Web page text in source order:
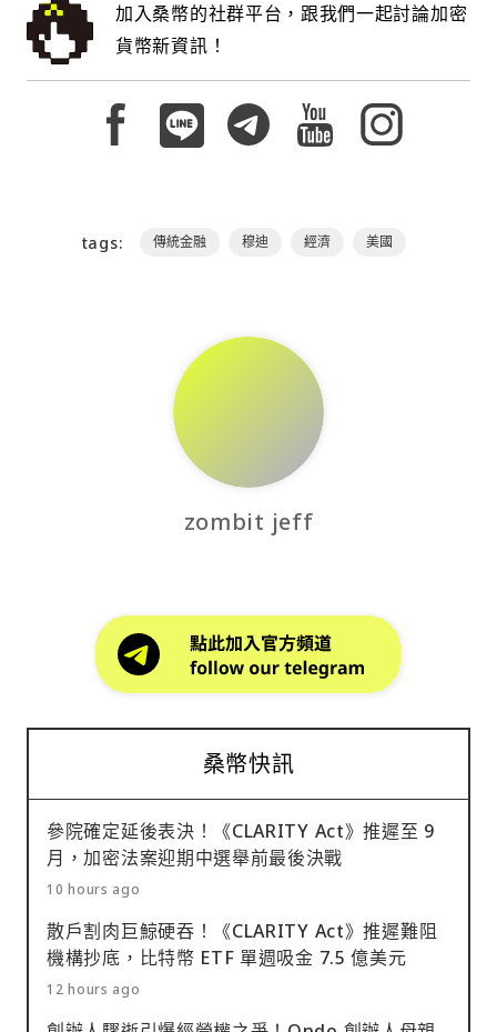
加入桑幣的社群平台，跟我們一起討論加密
貨幣新資訊！
tags: 傳統金融 穆迪 經濟 美國
zombit jeff
桑幣快訊
參院確定延後表決！《CLARITY Act》推遲至 9
月，加密法案迎期中選舉前最後決戰
10 hours ago
散戶割肉巨鯨硬吞！《CLARITY Act》推遲難阻
機構抄底，比特幣 ETF 單週吸金 7.5 億美元
12 hours ago